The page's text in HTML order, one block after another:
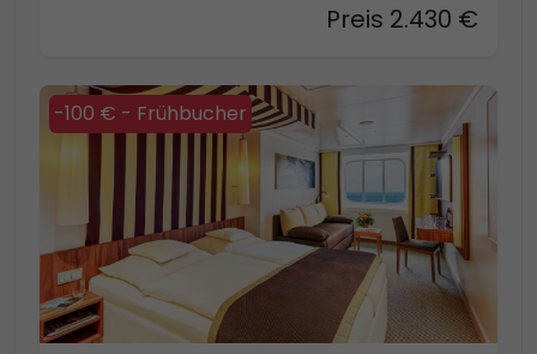
Preis 2.430 €
-100 € - Frühbucher